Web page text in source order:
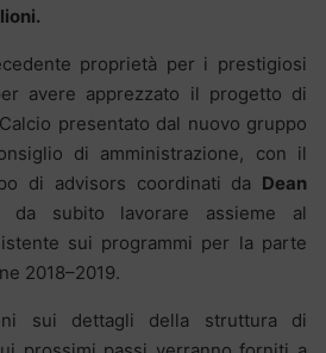
proprietà per i prestigiosi
avere apprezzato il progetto di
presentato dal nuovo gruppo
di amministrazione, con il
di advisors coordinati da Dean
da subito lavorare assieme al
sui programmi per la parte
2018–2019.
sui dettagli della struttura di